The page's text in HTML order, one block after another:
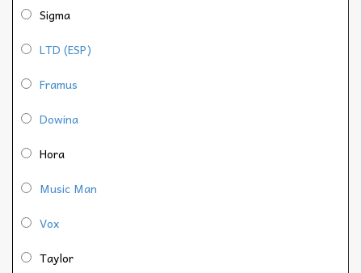
Sigma
LTD (ESP)
Framus
Dowina
Hora
Music Man
Vox
Taylor